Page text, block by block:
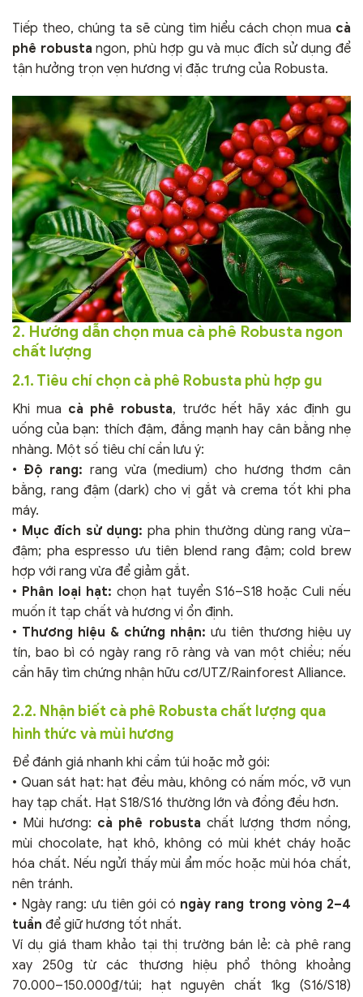
Tiếp theo, chúng ta sẽ cùng tìm hiểu cách chọn mua cà
phê robusta ngon, phù hợp gu và mục đích sử dụng để
tận hưởng trọn vẹn hương vị đặc trưng của Robusta.
2. Hướng dẫn chọn mua cà phê Robusta ngon
chất lượng
2.1. Tiêu chí chọn cà phê Robusta phù hợp gu
Khi mua cà phê robusta, trước hết hãy xác định gu
uống của bạn: thích đậm, đắng mạnh hay cân bằng nhẹ
nhàng. Một số tiêu chí cần lưu ý:
• Độ rang: rang vừa (medium) cho hương thơm cân
bằng, rang đậm (dark) cho vị gắt và crema tốt khi pha
máy.
• Mục đích sử dụng: pha phin thường dùng rang vừa–
đậm; pha espresso ưu tiên blend rang đậm; cold brew
hợp với rang vừa để giảm gắt.
• Phân loại hạt: chọn hạt tuyển S16–S18 hoặc Culi nếu
muốn ít tạp chất và hương vị ổn định.
• Thương hiệu & chứng nhận: ưu tiên thương hiệu uy
tín, bao bì có ngày rang rõ ràng và van một chiều; nếu
cần hãy tìm chứng nhận hữu cơ/UTZ/Rainforest Alliance.
2.2. Nhận biết cà phê Robusta chất lượng qua
hình thức và mùi hương
Để đánh giá nhanh khi cầm túi hoặc mở gói:
• Quan sát hạt: hạt đều màu, không có nấm mốc, vỡ vụn
hay tạp chất. Hạt S18/S16 thường lớn và đồng đều hơn.
• Mùi hương: cà phê robusta chất lượng thơm nồng,
mùi chocolate, hạt khô, không có mùi khét cháy hoặc
hóa chất. Nếu ngửi thấy mùi ẩm mốc hoặc mùi hóa chất,
nên tránh.
• Ngày rang: ưu tiên gói có ngày rang trong vòng 2–4
tuần để giữ hương tốt nhất.
Ví dụ giá tham khảo tại thị trường bán lẻ: cà phê rang
xay 250g từ các thương hiệu phổ thông khoảng
70.000–150.000₫/túi; hạt nguyên chất 1kg (S16/S18)